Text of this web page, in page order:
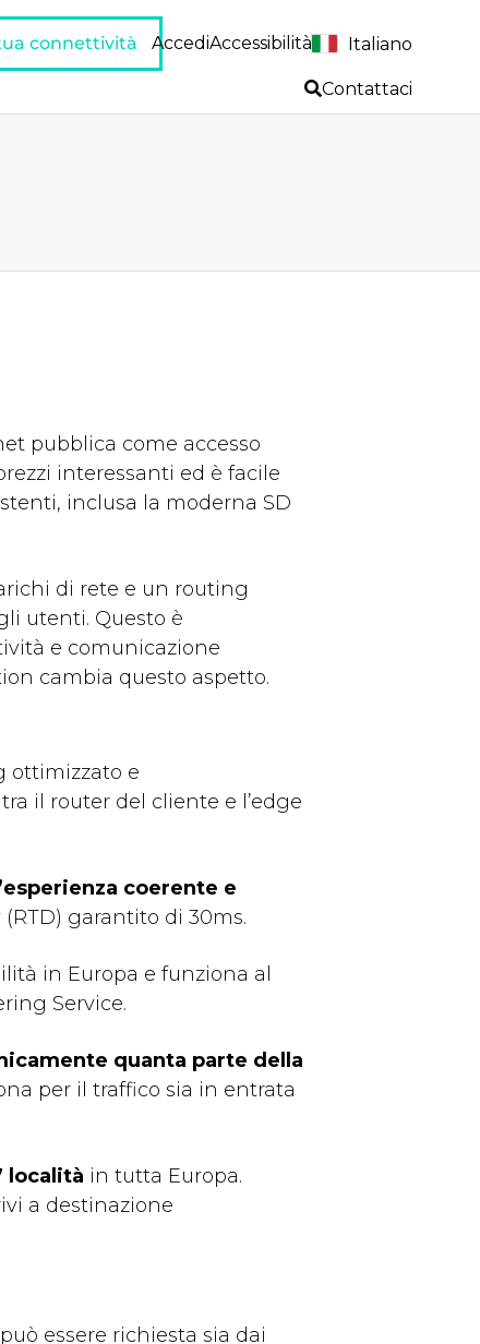
connettività AccediAccessibilità Italiano
Contattaci
pubblica come accesso
interessanti ed è facile
inclusa la moderna SD
di rete e un routing
utenti. Questo è
e comunicazione
cambia questo aspetto.
ottimizzato e
il router del cliente e l’edge
coerente e
garantito di 30ms.
in Europa e funziona al
Service.
quanta parte della
per il traffico sia in entrata
località in tutta Europa.
a destinazione
essere richiesta sia dai